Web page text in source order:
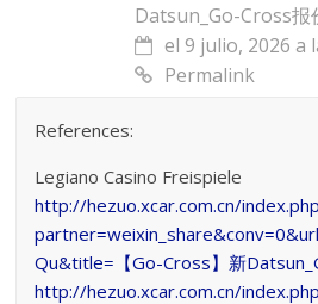
Datsun_Go-Cross报
el 9 julio, 2026 a
Permalink
References:
Legiano Casino Freispiele
http://hezuo.xcar.com.cn/
Qu&title=【Go-Cross】新
http://hezuo.xcar.com.cn/